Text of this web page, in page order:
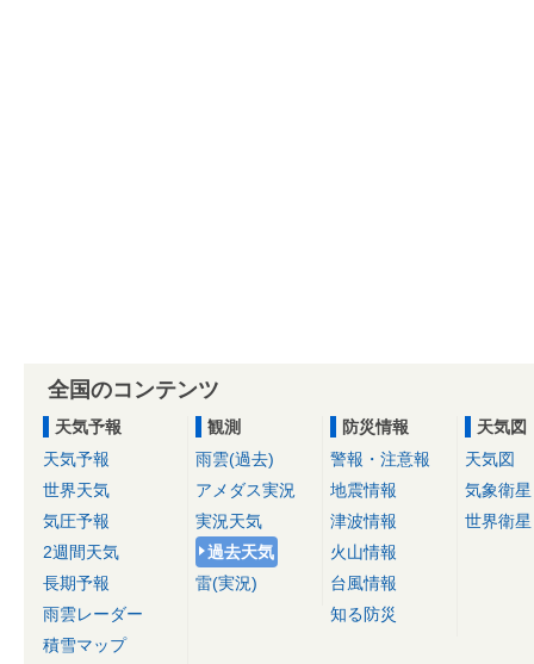
全国のコンテンツ
天気予報
天気予報
世界天気
気圧予報
2週間天気
長期予報
雨雲レーダー
積雪マップ
観測
雨雲(過去)
アメダス実況
実況天気
過去天気
雷(実況)
防災情報
警報・注意報
地震情報
津波情報
火山情報
台風情報
知る防災
天気図
天気図
気象衛星
世界衛星